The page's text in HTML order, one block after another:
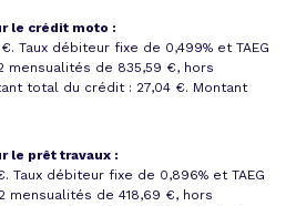
le crédit moto :
Taux débiteur fixe de 0,499% et TAEG
mensualités de 835,59 €, hors
total du crédit : 27,04 €. Montant
le prêt travaux :
Taux débiteur fixe de 0,896% et TAEG
mensualités de 418,69 €, hors